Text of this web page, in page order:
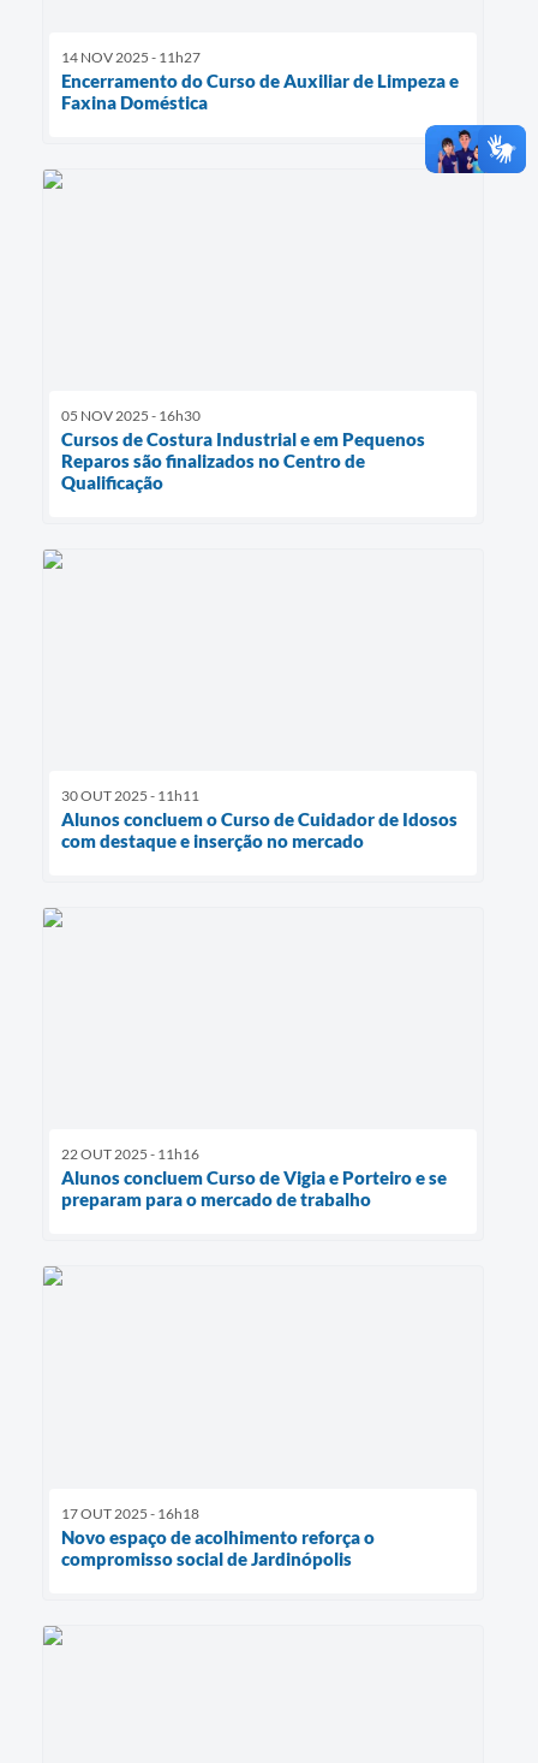
14 NOV 2025 - 11h27
Encerramento do Curso de Auxiliar de Limpeza e
Faxina Doméstica
05 NOV 2025 - 16h30
Cursos de Costura Industrial e em Pequenos
Reparos são finalizados no Centro de
Qualificação
30 OUT 2025 - 11h11
Alunos concluem o Curso de Cuidador de Idosos
com destaque e inserção no mercado
22 OUT 2025 - 11h16
Alunos concluem Curso de Vigia e Porteiro e se
preparam para o mercado de trabalho
17 OUT 2025 - 16h18
Novo espaço de acolhimento reforça o
compromisso social de Jardinópolis